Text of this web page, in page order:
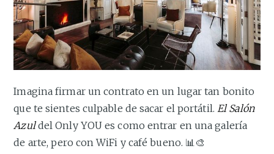
Imagina firmar un contrato en un lugar tan bonito
que te sientes culpable de sacar el portátil. El Salón
Azuldel Only YOU es como entrar en una galería
de arte, pero con WiFi y café bueno. 📊🎨